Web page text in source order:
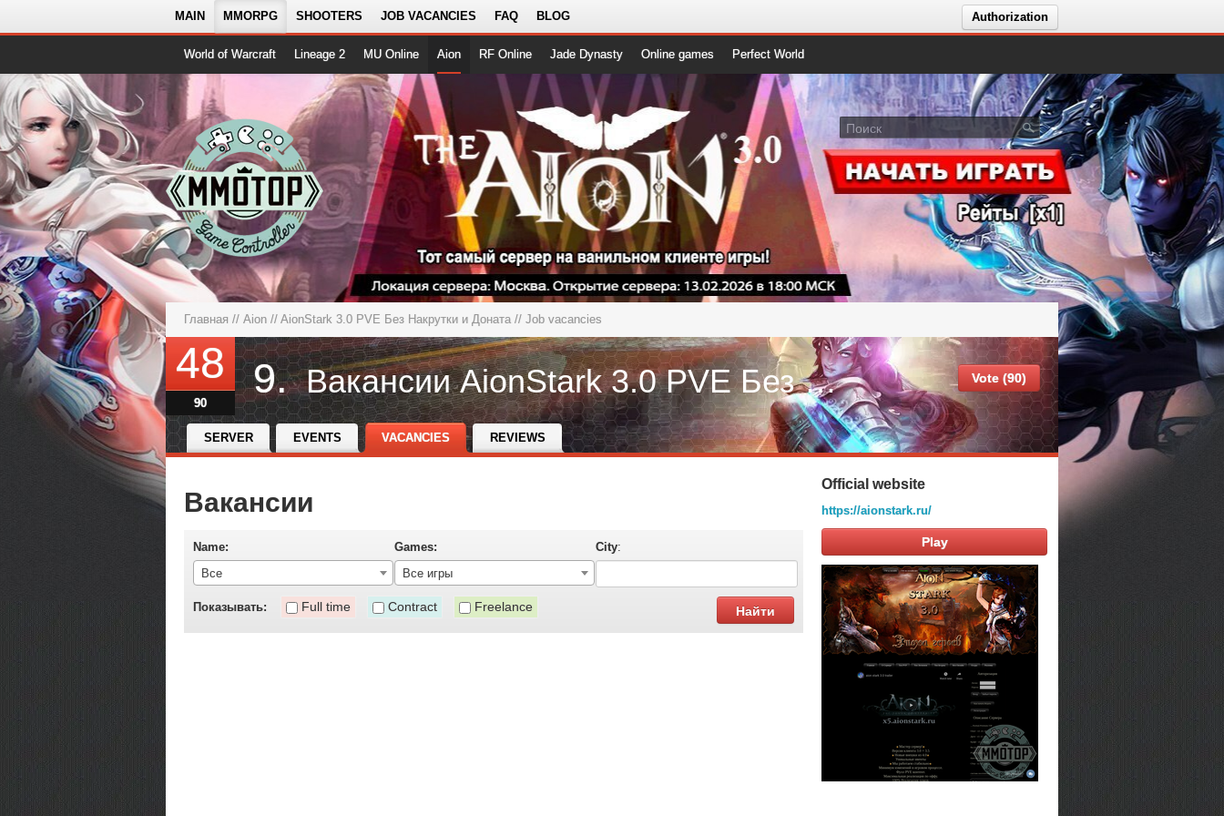
MAIN MMORPG SHOOTERS JOB VACANCIES FAQ BLOG Authorization
World of Warcraft Lineage 2 MU Online Aion RF Online Jade Dynasty Online games Perfect World
Главная // Aion // AionStark 3.0 PVE Без Накрутки и Доната // Job vacancies
48
90
9. Вакансии AionStark 3.0 PVE Без Накрутки и Доната Vote (90)
SERVER EVENTS VACANCIES REVIEWS
Вакансии
Name:
Все
Games:
Все игры
City:
Показывать: Full time Contract Freelance
Official website
https://aionstark.ru/
Play